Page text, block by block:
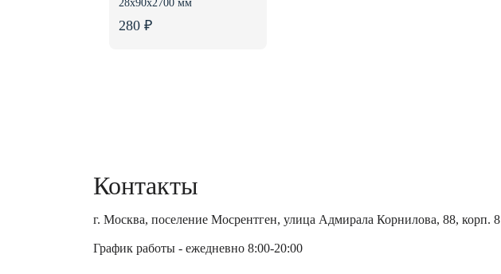
28x90x2700 мм
280 ₽
Контакты
г. Москва, поселение Мосрентген, улица Адмирала Корнилова, 88, корп. 8
График работы - ежедневно 8:00-20:00